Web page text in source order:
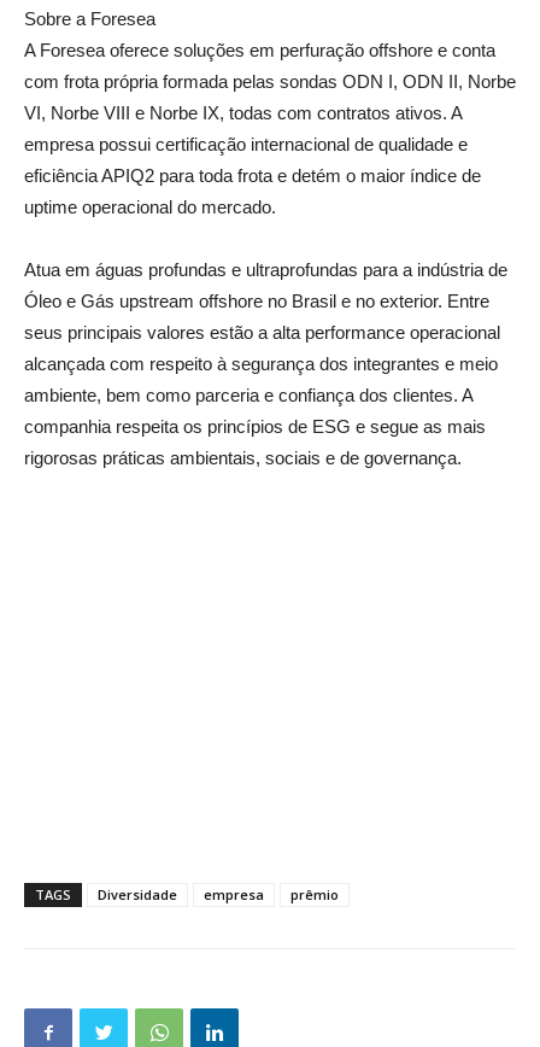
Sobre a Foresea
A Foresea oferece soluções em perfuração offshore e conta
com frota própria formada pelas sondas ODN I, ODN II, Norbe
VI, Norbe VIII e Norbe IX, todas com contratos ativos. A
empresa possui certificação internacional de qualidade e
eficiência APIQ2 para toda frota e detém o maior índice de
uptime operacional do mercado.
Atua em águas profundas e ultraprofundas para a indústria de
Óleo e Gás upstream offshore no Brasil e no exterior. Entre
seus principais valores estão a alta performance operacional
alcançada com respeito à segurança dos integrantes e meio
ambiente, bem como parceria e confiança dos clientes. A
companhia respeita os princípios de ESG e segue as mais
rigorosas práticas ambientais, sociais e de governança.
TAGS Diversidade empresa prêmio